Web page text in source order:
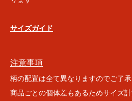
サイズガイド
注意事項
柄の配置は全て異なりますのでご了
商品ごとの個体差もあるためサイズ